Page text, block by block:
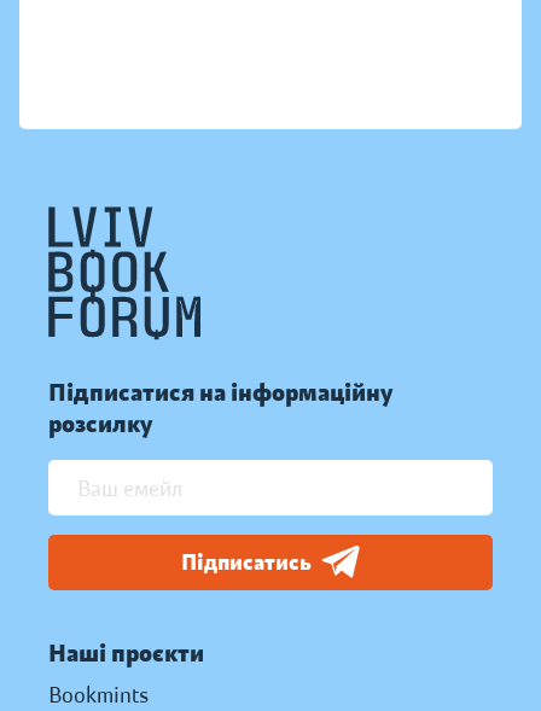
Підписатися на інформаційну
розсилку
Підписатись
Наші проєкти
Bookmints